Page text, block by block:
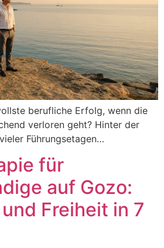
berufliche Erfolg, wenn die
verloren geht? Hinter der
Führungsetagen…
für
auf Gozo:
Freiheit in 7